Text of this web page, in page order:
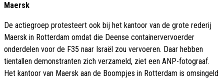
Maersk
De actiegroep protesteert ook bij het kantoor van de grote rederij
Maersk in Rotterdam omdat die Deense containervervoerder
onderdelen voor de F35 naar Israël zou vervoeren. Daar hebben
tientallen demonstranten zich verzameld, ziet een ANP-fotograaf.
Het kantoor van Maersk aan de Boompjes in Rotterdam is omsingeld